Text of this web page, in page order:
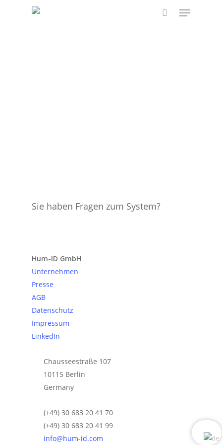
Menu
Sie haben Fragen zum System?
Hum-ID GmbH
Unternehmen
Presse
AGB
Datenschutz
Impressum
LinkedIn
Chausseestraße 107
10115 Berlin
Germany
(+49) 30 683 20 41 70
(+49) 30 683 20 41 99
info@hum-id.com